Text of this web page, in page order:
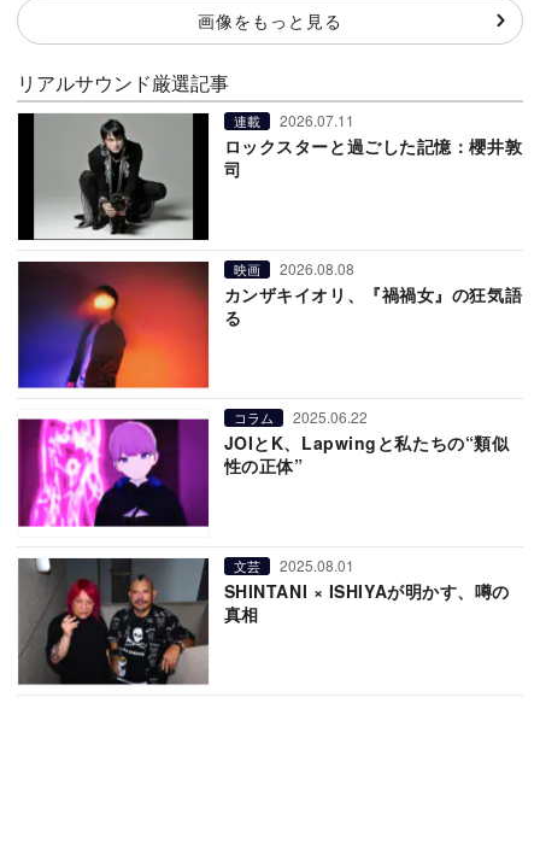
画像をもっと見る
リアルサウンド厳選記事
連載 2026.07.11
ロックスターと過ごした記憶：櫻井敦
司
映画 2026.08.08
カンザキイオリ、『禍禍女』の狂気語
る
コラム 2025.06.22
JOIとK、Lapwingと私たちの“類似
性の正体”
文芸 2025.08.01
SHINTANI × ISHIYAが明かす、噂の
真相